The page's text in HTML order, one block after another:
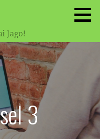
Jago!
3